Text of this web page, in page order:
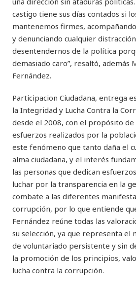
castigo tiene sus días contados si
mantenemos firmes,
y denunciando cualquier
desentendernos de la política
demasiado caro”, resaltó, además
Fernández.
Participacion Ciudadana, entrega
la Integridad y Lucha Contra la
desde el 2008, con el propósito de
esfuerzos realizados por la
este fenómeno que tanto daña el
alma ciudadana, y el interés
las personas que dedican
luchar por la transparencia en la
combate a las diferentes
corrupción, por lo que entiende
Fernández reúne todas las
su selección, ya que representa el
de voluntariado persistente y sin
la promoción de los principios,
lucha contra la corrupción.